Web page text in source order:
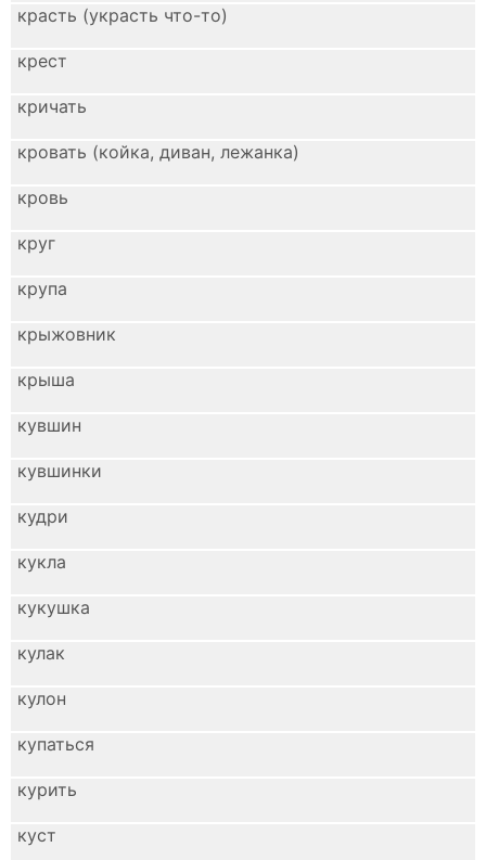
красть (украсть что-то)
крест
кричать
кровать (койка, диван, лежанка)
кровь
круг
крупа
крыжовник
крыша
кувшин
кувшинки
кудри
кукла
кукушка
кулак
кулон
купаться
курить
куст